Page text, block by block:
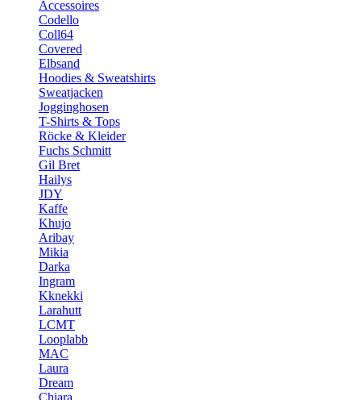
Accessoires
Codello
Coll64
Covered
Elbsand
Hoodies & Sweatshirts
Sweatjacken
Jogginghosen
T-Shirts & Tops
Röcke & Kleider
Fuchs Schmitt
Gil Bret
Hailys
JDY
Kaffe
Khujo
Aribay
Mikia
Darka
Ingram
Kknekki
Larahutt
LCMT
Looplabb
MAC
Laura
Dream
Chiara